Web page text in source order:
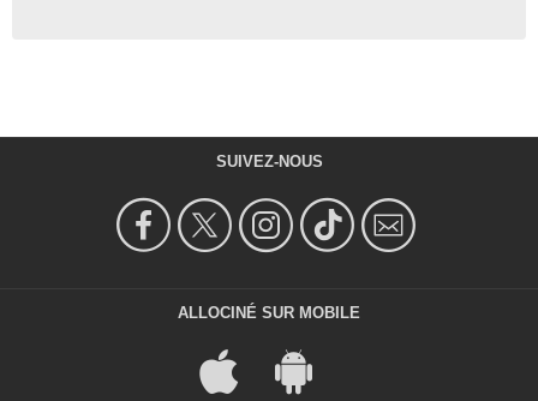
SUIVEZ-NOUS
ALLOCINÉ SUR MOBILE